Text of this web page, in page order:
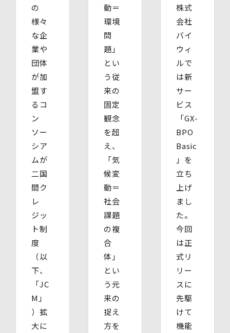
・ 委任状
・ 委任を受けたご本人の本人確認書類の写し
(3)開示等のご請求の手数料及び徴収方法
1回のお求めにつき1,000円（紙面でのご請求の場合は、
す。その他の方法でご請求いただく場合は、ご請求時にご
相談させていただきます。）
(4)開示等の請求及びお問い合わせ窓口
個人情報保護管理者
株式会社バイウィル 管理部長
・住所：東京都中央区銀座7丁目3番5号 ヒューリック銀座
7丁目ビル 4階
・連絡先：info@bywill.co.jp
【個人情報を与えることの任意性及び当該情報を与えな
かった場合に生じる結果】
個⼈情報を取得する項⽬は、全てご本⼈によってご提供い
ただくものです。
ただし、必要な項⽬をいただけない場合、利⽤⽬的に記載
の諸⼿続⼜は処理に⽀障が⽣じる可能性があります。
の
様々
な企
業や
団体
が加
盟す
るコ
ン
ソー
シア
ムが
二国
間ク
レ
ジッ
ト制
度
（以
下、
「JC
M」
）拡
大に
動＝
環境
問
題」
とい
う従
来の
固定
観念
を超
え、
「気
候変
動＝
社会
課題
の複
合
体」
とい
う元
来の
捉え
方を
株式
会社
バイ
ウィ
ルで
は新
サー
ビス
「GX-
BPO
Basic
」を
立ち
上げ
まし
た。
今回
は正
式リ
リー
スに
先駆
けて
機能